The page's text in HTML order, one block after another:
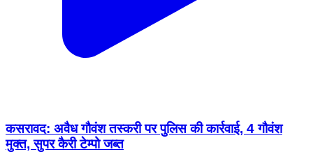
कसरावद: अवैध गौवंश तस्करी पर पुलिस की कार्रवाई, 4 गौवंश
मुक्त, सुपर कैरी टेम्पो जब्त